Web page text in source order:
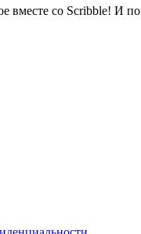
вместе со Scribble! И